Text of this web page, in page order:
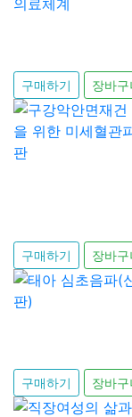
구매하기 장바
구매하기 장바
구매하기 장바